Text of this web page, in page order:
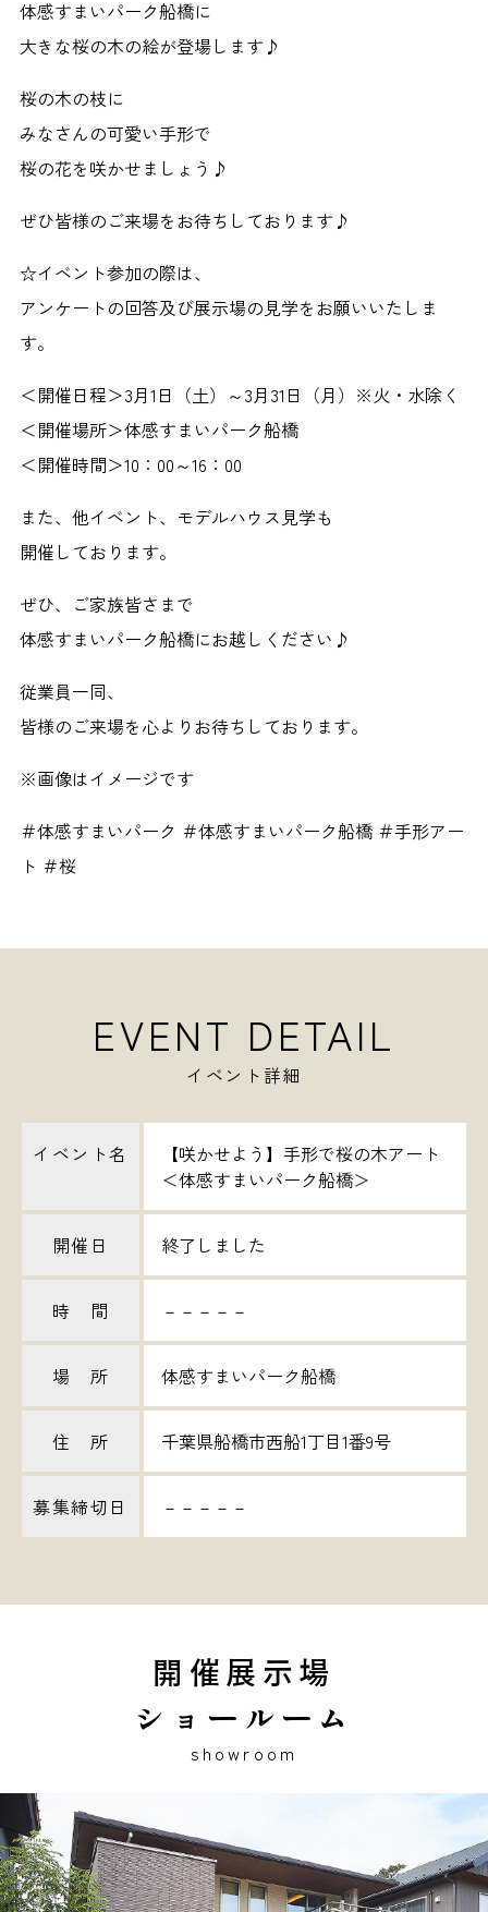
体感すまいパーク船橋に
大きな桜の木の絵が登場します♪
桜の木の枝に
みなさんの可愛い手形で
桜の花を咲かせましょう♪
ぜひ皆様のご来場をお待ちしております♪
☆イベント参加の際は、
アンケートの回答及び展示場の見学をお願いいたしま
す。
＜開催日程＞3月1日（土）～3月31日（月）※火・水除く
＜開催場所＞体感すまいパーク船橋
＜開催時間＞10：00～16：00
また、他イベント、モデルハウス見学も
開催しております。
ぜひ、ご家族皆さまで
体感すまいパーク船橋にお越しください♪
従業員一同、
皆様のご来場を心よりお待ちしております。
※画像はイメージです
＃体感すまいパーク ＃体感すまいパーク船橋 ＃手形アー
ト ＃桜
EVENT DETAIL
イベント詳細
イベント名
【咲かせよう】手形で桜の木アート
＜体感すまいパーク船橋＞
開催日 終了しました
時 間 －－－－－
場 所 体感すまいパーク船橋
住 所 千葉県船橋市西船1丁目1番9号
募集締切日 －－－－－
開催展示場
ショールーム
showroom